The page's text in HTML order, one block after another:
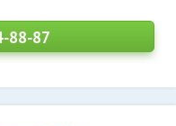
88-87